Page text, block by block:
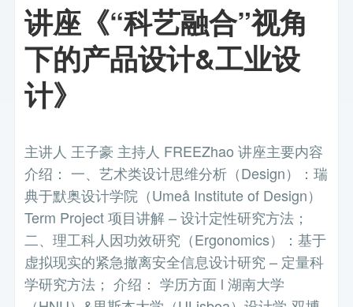
讲座《“科艺融合”视角
下的产品设计&工业设
计》
主讲人 王子豪 主持人 FREEZhao 讲座主要内容
介绍： 一、艺术类设计思维分析（Design）：瑞
典于默奥设计学院（Umeå Institute of Design）
Term Project 项目讲解 – 设计定性研究方法；
二、理工科人因功效研究（Ergonomics）：基于
虚拟现实的紧急撤离安全信息设计研究 – 定量科
学研究方法； 介绍： 学历方面 l 湖南大学